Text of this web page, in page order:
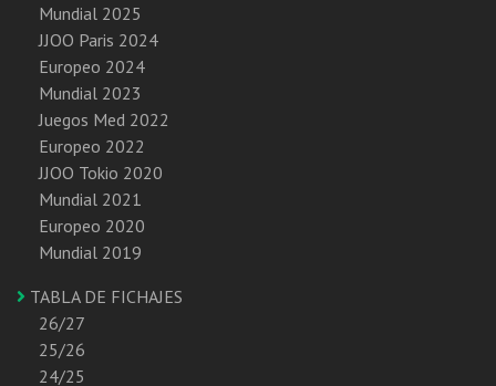
Mundial 2025
JJOO Paris 2024
Europeo 2024
Mundial 2023
Juegos Med 2022
Europeo 2022
JJOO Tokio 2020
Mundial 2021
Europeo 2020
Mundial 2019
TABLA DE FICHAJES
26/27
25/26
24/25